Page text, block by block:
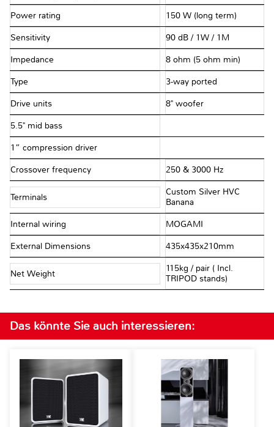
Power rating 150 W (long term)
Sensitivity 90 dB / 1W / 1M
Impedance 8 ohm (5 ohm min)
Type 3-way ported
Drive units 8" woofer
5.5" mid bass
1” compression driver
Crossover frequency 250 & 3000 Hz
Terminals
Custom Silver HVC
Banana
Internal wiring MOGAMI
External Dimensions 435x435x210mm
Net Weight
115kg / pair ( Incl.
TRIPOD stands)
Das könnte Sie auch interessieren: